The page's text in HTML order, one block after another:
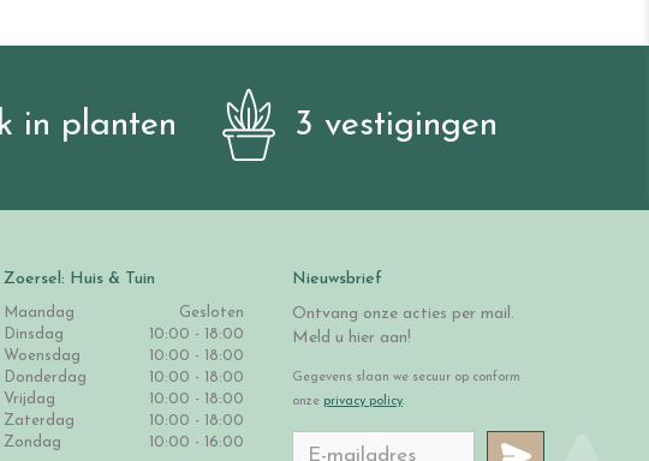
in planten 3 vestigingen
Zoersel: Huis & Tuin
Maandag
Gesloten
Dinsdag
10:00 - 18:00
Woensdag
10:00 - 18:00
Donderdag
10:00 - 18:00
Vrijdag
10:00 - 18:00
Zaterdag
10:00 - 18:00
Zondag
10:00 - 16:00
Nieuwsbrief
Ontvang onze acties per mail.
Meld u hier aan!
Gegevens slaan we secuur op conform
onze privacy policy.